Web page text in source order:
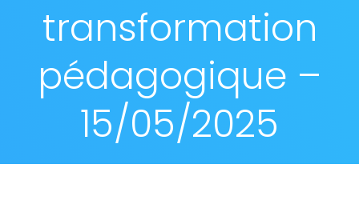
transformation
pédagogique –
15/05/2025